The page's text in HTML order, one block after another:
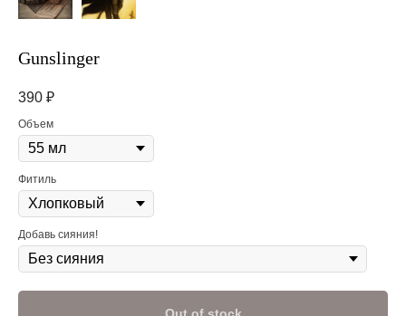
Gunslinger
390 ₽
Объем
Фитиль
Добавь сияния!